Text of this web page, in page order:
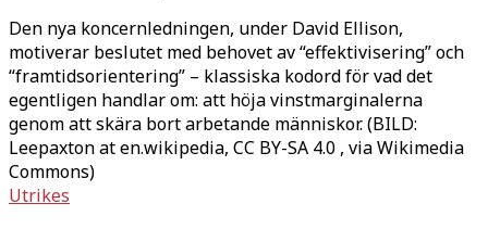
Den nya koncernledningen, under David Ellison,
motiverar beslutet med behovet av “effektivisering” och
“framtidsorientering” – klassiska kodord för vad det
egentligen handlar om: att höja vinstmarginalerna
genom att skära bort arbetande människor. (BILD:
Leepaxton at en.wikipedia, CC BY-SA 4.0 , via Wikimedia
Commons)
Utrikes